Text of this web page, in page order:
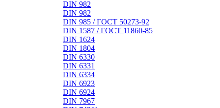
DIN 982
DIN 982
DIN 985 / ГОСТ 50273-92
DIN 1587 / ГОСТ 11860-85
DIN 1624
DIN 1804
DIN 6330
DIN 6331
DIN 6334
DIN 6923
DIN 6924
DIN 7967